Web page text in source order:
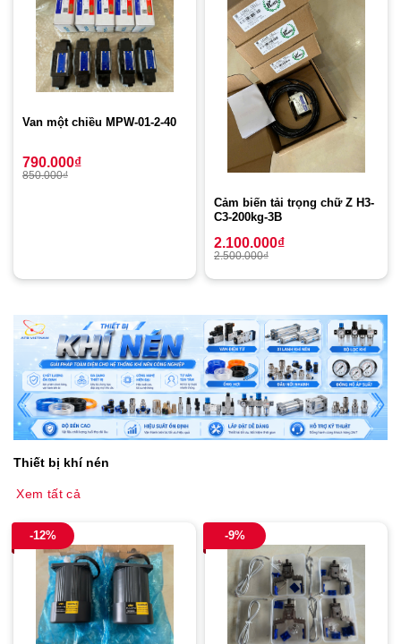
Van một chiều MPW-01-2-40
790.000₫
850.000₫
Cảm biến tải trọng chữ Z H3-
C3-200kg-3B
2.100.000₫
2.500.000₫
Thiết bị khí nén
Xem tất cả
-12% -9%